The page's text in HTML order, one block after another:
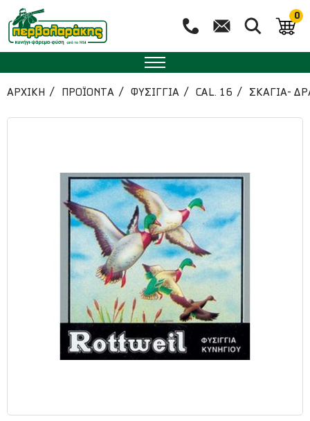
0
ΑΡΧΙΚΉ ΠΡΟΪΟΝΤΑ ΦΥΣΙΓΓΙΑ CAL. 16 ΣΚΑΓΙΑ-